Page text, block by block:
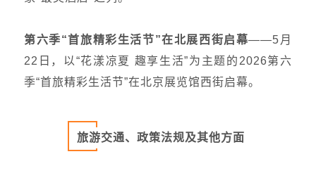
第六季“首旅精彩生活节”在北展西街启幕——5月
22日，以“花漾凉夏 趣享生活”为主题的2026第六
季“首旅精彩生活节”在北京展览馆西街启幕。
旅游交通、政策法规及其他方面